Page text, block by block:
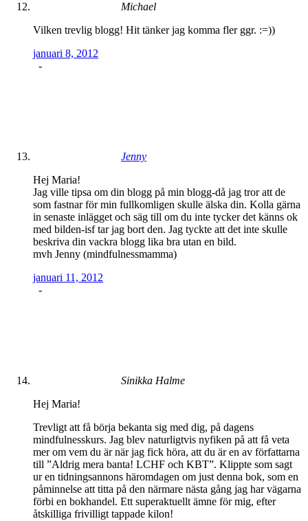
Michael
Vilken trevlig blogg! Hit tänker jag komma fler ggr. :=))
januari 8, 2012
-
Jenny
Hej Maria!
Jag ville tipsa om din blogg på min blogg-då jag tror att de
som fastnar för min fullkomligen skulle älska din. Kolla gärna
in senaste inlägget och säg till om du inte tycker det känns ok
med bilden-isf tar jag bort den. Jag tyckte att det inte skulle
beskriva din vackra blogg lika bra utan en bild.
mvh Jenny (mindfulnessmamma)
januari 11, 2012
-
Sinikka Halme
Hej Maria!
Trevligt att få börja bekanta sig med dig, på dagens
mindfulnesskurs. Jag blev naturligtvis nyfiken på att få veta
mer om vem du är när jag fick höra, att du är en av författarna
till ”Aldrig mera banta! LCHF och KBT”. Klippte som sagt
ur en tidningsannons häromdagen om just denna bok, som en
påminnelse att titta på den närmare nästa gång jag har vägarna
förbi en bokhandel. Ett superaktuellt ämne för mig, efter
åtskilliga frivilligt tappade kilon!